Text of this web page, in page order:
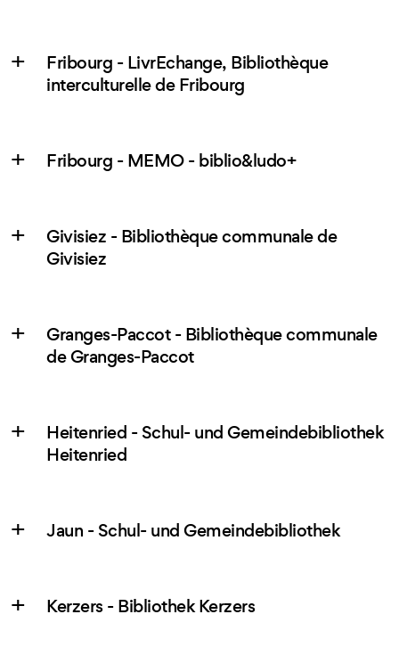
Fribourg - LivrEchange, Bibliothèque
interculturelle de Fribourg
Fribourg - MEMO - biblio&ludo+
Givisiez - Bibliothèque communale de
Givisiez
Granges-Paccot - Bibliothèque communale
de Granges-Paccot
Heitenried - Schul- und Gemeindebibliothek
Heitenried
Jaun - Schul- und Gemeindebibliothek
Kerzers - Bibliothek Kerzers